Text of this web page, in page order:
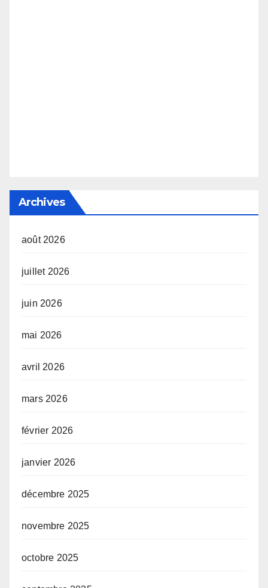
Archives
août 2026
juillet 2026
juin 2026
mai 2026
avril 2026
mars 2026
février 2026
janvier 2026
décembre 2025
novembre 2025
octobre 2025